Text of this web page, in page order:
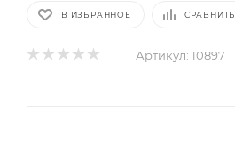
В ИЗБРАННОЕ СРАВНИТЬ
Артикул: 10897